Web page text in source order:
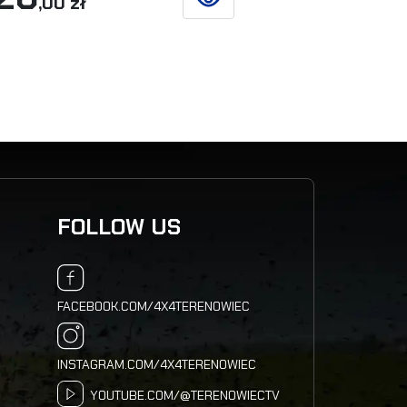
SIEHE DETAILS
FOLLOW US
FACEBOOK.COM/4X4TERENOWIEC
INSTAGRAM.COM/4X4TERENOWIEC
YOUTUBE.COM/@TERENOWIECTV